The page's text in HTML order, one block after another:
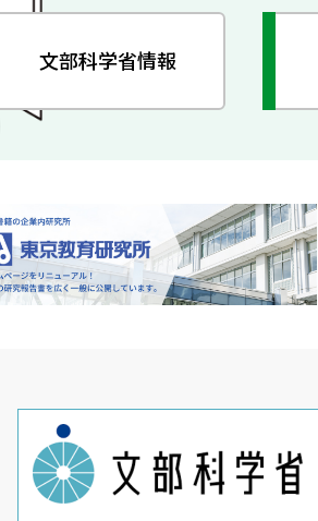
文部科学省情報